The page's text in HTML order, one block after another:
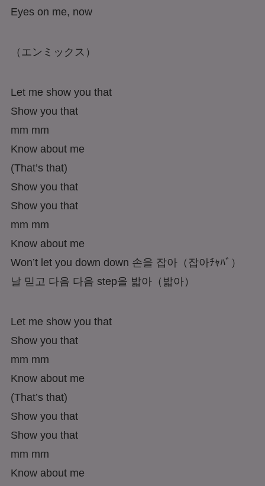
Eyes on me, now
（エンミックス）
Let me show you that
Show you that
mm mm
Know about me
(That’s that)
Show you that
Show you that
mm mm
Know about me
Won’t let you down down 손을 잡아（잡아ﾁｬﾊﾞ）
날 믿고 다음 다음 step을 밟아（밟아）
Let me show you that
Show you that
mm mm
Know about me
(That’s that)
Show you that
Show you that
mm mm
Know about me